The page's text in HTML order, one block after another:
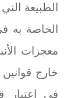
الطبيعة
الخاصة به
معجزات
خارج قوانين
في اعتبار